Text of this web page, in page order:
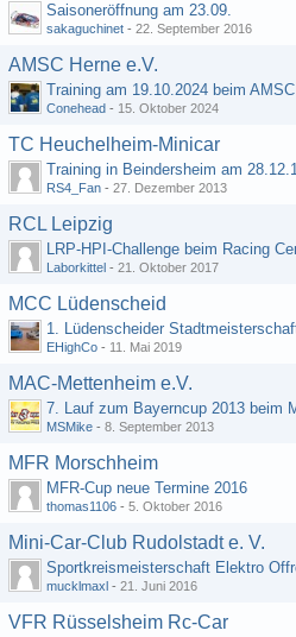
Saisoneröffnung am 23.09.
sakaguchinet - 22. September 2016
AMSC Herne e.V.
Training am 19.10.2024 beim
Conehead - 15. Oktober 2024
TC Heuchelheim-Minicar
Training in Beindersheim am
RS4_Fan - 27. Dezember 2013
RCL Leipzig
LRP-HPI-Challenge beim Racing
Laborkittel - 21. Oktober 2017
MCC Lüdenscheid
1. Lüdenscheider
EHighCo - 11. Mai 2019
MAC-Mettenheim e.V.
7. Lauf zum Bayerncup 2013 beim
MSMike - 8. September 2013
MFR Morschheim
MFR-Cup neue Termine 2016
thomas1106 - 5. Oktober 2016
Mini-Car-Club Rudolstadt e. V.
mucklmaxl - 21. Juni 2016
VFR Rüsselsheim Rc-Car